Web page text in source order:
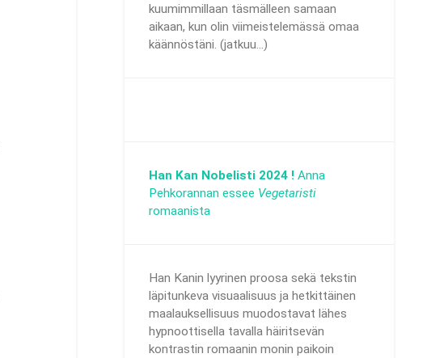
kuumimmillaan täsmälleen samaan
aikaan, kun olin viimeistelemässä omaa
käännöstäni. (jatkuu...)
Han Kan Nobelisti 2024 ! Anna
Pehkorannan essee Vegetaristi
romaanista
Han Kanin lyyrinen proosa sekä tekstin
läpitunkeva visuaalisuus ja hetkittäinen
maalauksellisuus muodostavat lähes
hypnoottisella tavalla häiritsevän
kontrastin romaanin monin paikoin